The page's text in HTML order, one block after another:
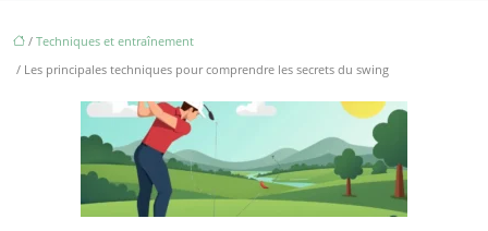
/ Techniques et entraînement
/ Les principales techniques pour comprendre les secrets du swing